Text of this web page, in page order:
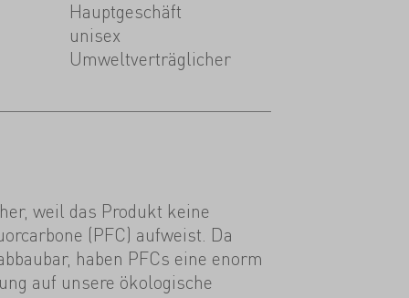
Hauptgeschäft
unisex
Umweltverträglicher
weil das Produkt keine
(PFC) aufweist. Da
haben PFCs eine enorm
auf unsere ökologische